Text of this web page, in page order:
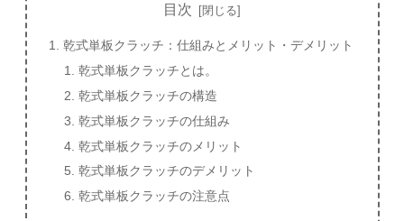
目次
乾式単板クラッチ：仕組みとメリット・デメリット
乾式単板クラッチとは。
乾式単板クラッチの構造
乾式単板クラッチの仕組み
乾式単板クラッチのメリット
乾式単板クラッチのデメリット
乾式単板クラッチの注意点